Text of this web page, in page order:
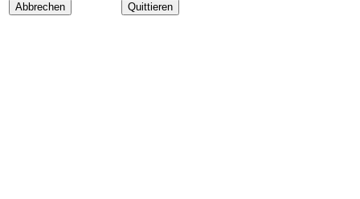
Abbrechen Quittieren